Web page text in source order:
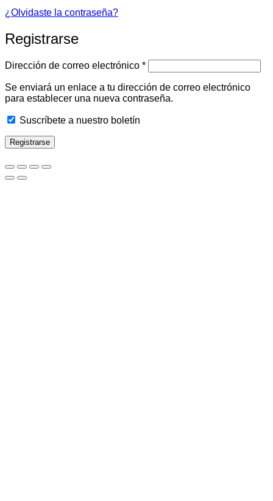
¿Olvidaste la contraseña?
Registrarse
Dirección de correo electrónico *Obligatorio
Se enviará un enlace a tu dirección de correo electrónico
para establecer una nueva contraseña.
Suscríbete a nuestro boletín
Registrarse